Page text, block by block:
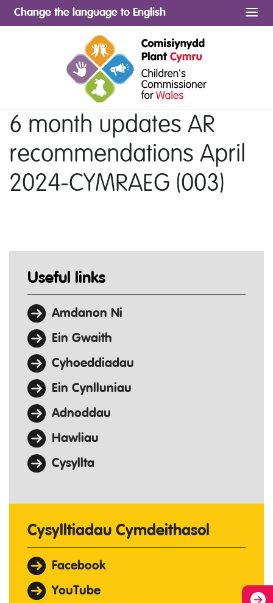
Change the language to English
6 month updates AR
recommendations April
2024-CYMRAEG (003)
Useful links
Amdanon Ni
Ein Gwaith
Cyhoeddiadau
Ein Cynlluniau
Adnoddau
Hawliau
Cysyllta
Cysylltiadau Cymdeithasol
Facebook
YouTube